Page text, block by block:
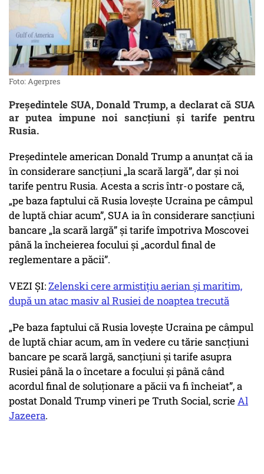
Foto: Agerpres
Președintele SUA, Donald Trump, a declarat că SUA
ar putea impune noi sancțiuni și tarife pentru
Rusia.
Președintele american Donald Trump a anunțat că ia
în considerare sancțiuni „la scară largă”, dar și noi
tarife pentru Rusia. Acesta a scris într-o postare că,
„pe baza faptului că Rusia lovește Ucraina pe câmpul
de luptă chiar acum”, SUA ia în considerare sancțiuni
bancare „la scară largă” și tarife împotriva Moscovei
până la încheierea focului și „acordul final de
reglementare a păcii”.
VEZI ȘI:Zelenski cere armistițiu aerian și maritim,
după un atac masiv al Rusiei de noaptea trecută
„Pe baza faptului că Rusia lovește Ucraina pe câmpul
de luptă chiar acum, am în vedere cu tărie sancțiuni
bancare pe scară largă, sancțiuni și tarife asupra
Rusiei până la o încetare a focului și până când
acordul final de soluționare a păcii va fi încheiat”, a
postat Donald Trump vineri pe Truth Social, scrieAl
Jazeera.